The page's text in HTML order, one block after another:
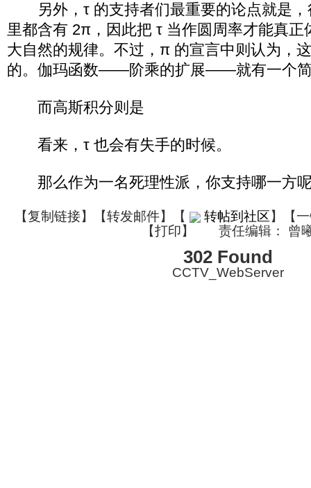
另外，τ 的支持者们最重要的论点就是，
里都含有 2π，因此把 τ 当作圆周率才能真正
大自然的规律。不过，π 的宣言中则认为，
的。伽玛函数——阶乘的扩展——就有一个
而高斯积分则是
看来，τ 也会有失手的时候。
那么作为一名死理性派，你支持哪一方
【复制链接】【转发邮件】 【 转帖到社区】【
【打印】 责任编辑： 曾
302 Found
CCTV_WebServer